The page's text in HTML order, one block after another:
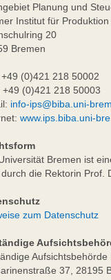
Planung und
Institut für
20
Bremen
+49 (0)421 218 50002
+49 (0)421 218 50003
info-ips@biba.uni-
www.ips.biba.uni-
Bremen ist
die Rektorin Prof.
zum Datenschutz
37, 28195